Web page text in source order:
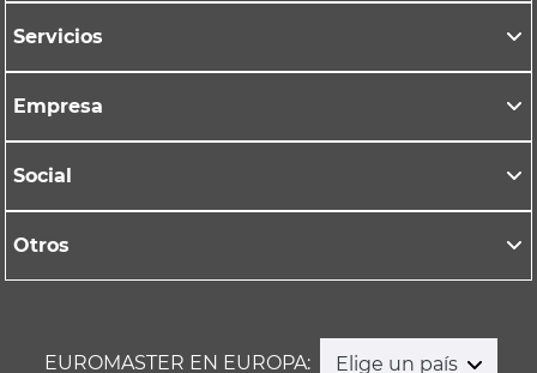
Servicios
Empresa
Social
Otros
EUROMASTER EN EUROPA: Elige un país